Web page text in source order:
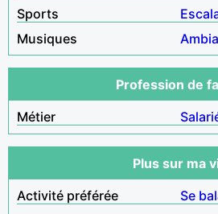
Sports
Musiques
Profession de
Métier
Plus sur ma
Activité préférée
Se